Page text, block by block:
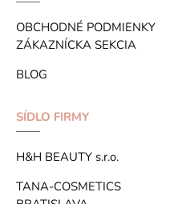
OBCHODNÉ PODMIENKY
ZÁKAZNÍCKA SEKCIA
BLOG
SÍDLO FIRMY
H&H BEAUTY s.r.o.
TANA-COSMETICS